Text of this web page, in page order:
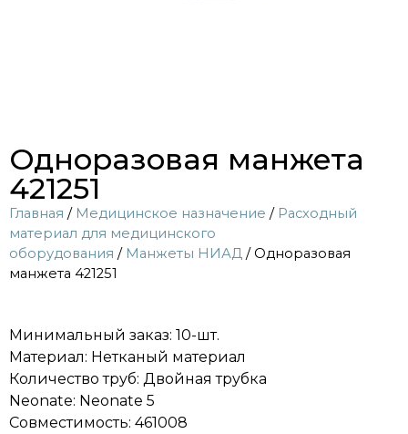
Одноразовая манжета
421251
Главная / Медицинское назначение / Расходный
материал для медицинского
оборудования / Манжеты НИАД / Одноразовая
манжета 421251
Минимальный заказ: 10-шт.
Материал: Нетканый материал
Количество труб: Двойная трубка
Neonate: Neonate 5
Совместимость: 461008